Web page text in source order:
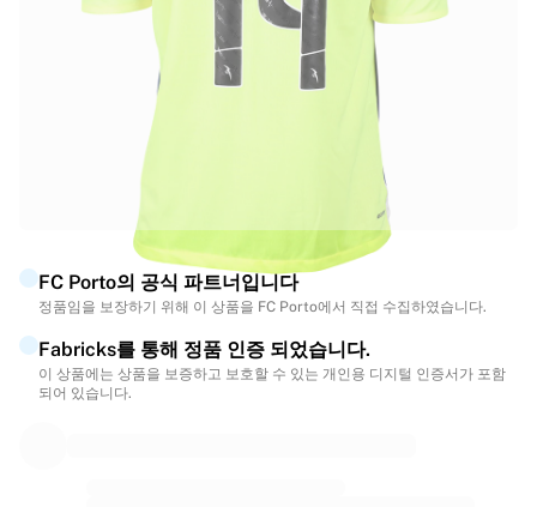
레전드 컬렉션
FC 바이에른 뮌헨
모든 팀 보기
주요 리그
2026 월드 챔피언십
프리미어리그
라리가
FC Porto의 공식 파트너입니다
정품임을 보장하기 위해 이 상품을 FC Porto에서 직접 수집하였습니다.
Fabricks를 통해 정품 인증 되었습니다.
이 상품에는 상품을 보증하고 보호할 수 있는 개인용 디지털 인증서가 포함
되어 있습니다.